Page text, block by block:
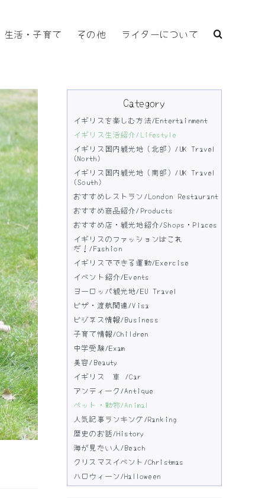
生活・子育て その他 ライターについて
Category
イギリスを楽しむ方法/Entertainment
イギリス生活紹介/Lifestyle
イギリス国内観光地（北部）/UK Travel
(North)
イギリス国内観光地（南部）/UK Travel
(South)
おすすめレストラン/London Restaurant
おすすめ商品紹介/Products
おすすめ店・観光地紹介/Shops・Places
イギリスのファッションはこれ
だ！/Fashion
イギリスでできる運動/Exercise
イベント紹介/Events
ヨーロッパ観光地/EU Travel
ビザ・渡航関連/Visa
ビジネス情報/Business
子育て情報/Children
中学受験/Exam
美容/Beauty
イギリス 車 /Car
アンティーク/Antique
ペット・動物/Animal
人気記事ランキング/Ranking
歴史のお話/History
海が見たい人/Beach
クリスマスイベント/Christmas
ハロウィーン/Halloween